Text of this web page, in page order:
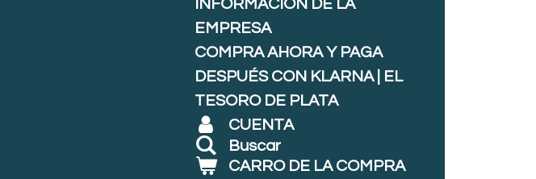
INFORMACION DE LA
EMPRESA
COMPRA AHORA Y PAGA
DESPUÉS CON KLARNA | EL
TESORO DE PLATA
CUENTA
Buscar
CARRO DE LA COMPRA